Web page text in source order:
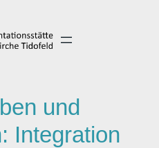
und
Integration